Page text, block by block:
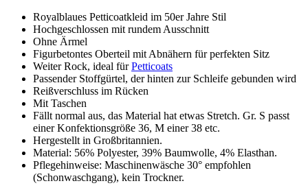
Royalblaues Petticoatkleid im 50er Jahre Stil
Hochgeschlossen mit rundem Ausschnitt
Ohne Ärmel
Figurbetontes Oberteil mit Abnähern für perfekten Sitz
Weiter Rock, ideal fürPetticoats
Passender Stoffgürtel, der hinten zur Schleife gebunden wird
Reißverschluss im Rücken
Mit Taschen
Fällt normal aus, das Material hat etwas Stretch. Gr. S passt
einer Konfektionsgröße 36, M einer 38 etc.
Hergestellt in Großbritannien.
Material: 56% Polyester, 39% Baumwolle, 4% Elasthan.
Pflegehinweise: Maschinenwäsche 30° empfohlen
(Schonwaschgang), kein Trockner.